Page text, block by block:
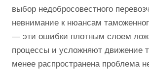
выбор недобросовестного
невнимание к нюансам
— эти ошибки плотным слоем
процессы и усложняют движение
менее распространена проблема